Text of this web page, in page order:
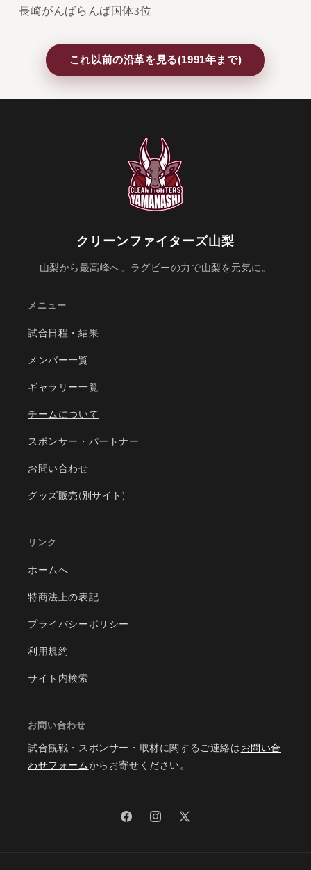
長崎がんばらんば国体3位
これ以前の沿革を見る(1991年まで)
クリーンファイターズ山梨
山梨から最高峰へ。ラグビーの力で山梨を元気に。
メニュー
試合日程・結果
メンバー一覧
ギャラリー一覧
チームについて
スポンサー・パートナー
お問い合わせ
グッズ販売(別サイト)
リンク
ホームへ
特商法上の表記
プライバシーポリシー
利用規約
サイト内検索
お問い合わせ
試合観戦・スポンサー・取材に関するご連絡はお問い合
わせフォームからお寄せください。
FacebookInstagram
X